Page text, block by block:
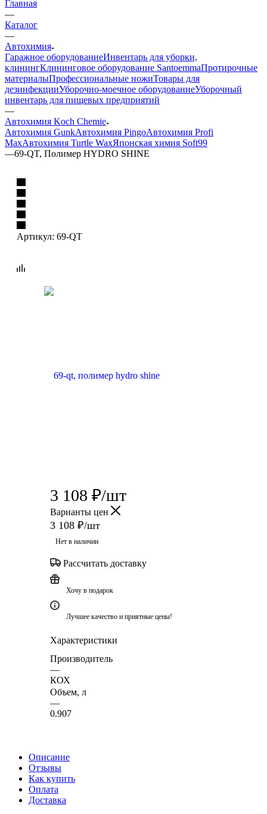
Главная
—
Каталог
—
Автохимия
Гаражное оборудованиеИнвентарь для уборки,
клинингКлининговое оборудование SantoemmaПротирочные
материалыПрофессиональные ножиТовары для
дезинфекцииУборочно-моечное оборудованиеУборочный
инвентарь для пищевых предприятий
—
Автохимия Koch Chemie
Автохимия GunkАвтохимия PingoАвтохимия Profi
MaxАвтохимия Turtle WaxЯпонская химия Soft99
—69-QT, Полимер HYDRO SHINE
Артикул: 69-QT
3 108 ₽/шт
Варианты цен
3 108 ₽/шт
Нет в наличии
Рассчитать доставку
Хочу в подарок
Лучшее качество и приятные цены!
Характеристики
Производитель
—
КОХ
Объем, л
—
0.907
Описание
Отзывы
Как купить
Оплата
Доставка